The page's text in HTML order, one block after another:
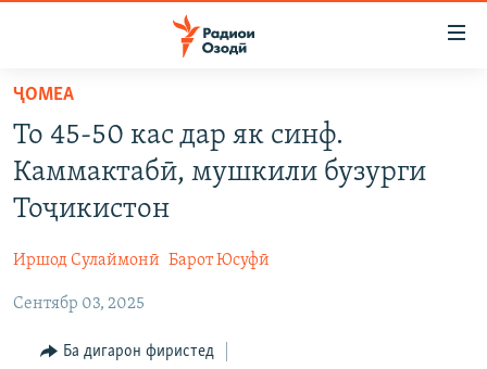
Ҷаҳиш
мояи
аслӣ
Ҷаҳиш
ба
феҳристи
аслӣ
Ҷаҳиш
ҷустор
ҚАЗИЯИ "КРОКУС"
ОСИЁИ МАРКАЗӢ
ФАРҲАНГ
РӮЗГОРИ МУҲОҶИР
ТАҲҚИҚОТ
ҶАНГ ДАР УКРАИНА
НАЗАРИ МАРДУМ
ҶОМEА
То 45-50 кас дар як синф.
Каммактабӣ, мушкили бузурги
Тоҷикистон
Иршод Сулаймонӣ Барот Юсуфӣ
Сентябр 03, 2025
Ба дигарон фиристед